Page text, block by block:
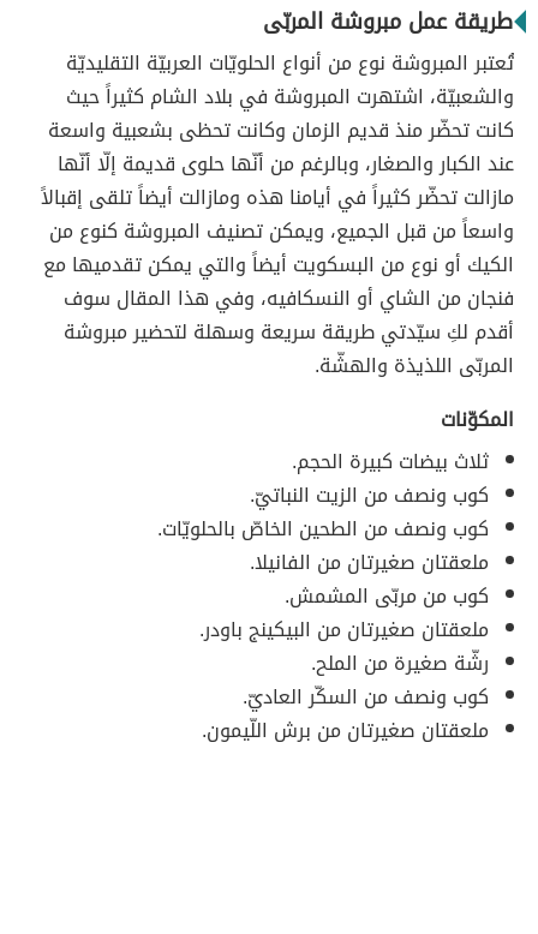
طريقة عمل مبروشة المربّى
تُعتبر المبروشة نوع من أنواع الحلويّات العربيّة التقليديّة
والشعبيّة، اشتهرت المبروشة في بلاد الشام كثيراً حيث
كانت تحضّر منذ قديم الزمان وكانت تحظى بشعبية واسعة
عند الكبار والصغار، وبالرغم من أنّها حلوى قديمة إلّا أنّها
مازالت تحضّر كثيراً في أيامنا هذه ومازالت أيضاً تلقى إقبالاً
واسعاً من قبل الجميع، ويمكن تصنيف المبروشة كنوع من
الكيك أو نوع من البسكويت أيضاً والتي يمكن تقدميها مع
فنجان من الشاي أو النسكافيه، وفي هذا المقال سوف
أقدم لكِ سيّدتي طريقة سريعة وسهلة لتحضير مبروشة
المربّى اللذيذة والهشّة.
المكوّنات
ثلاث بيضات كبيرة الحجم.
كوب ونصف من الزيت النباتيّ.
كوب ونصف من الطحين الخاصّ بالحلويّات.
ملعقتان صغيرتان من الفانيلا.
كوب من مربّى المشمش.
ملعقتان صغيرتان من البيكينج باودر.
رشّة صغيرة من الملح.
كوب ونصف من السكّر العاديّ.
ملعقتان صغيرتان من برش اللّيمون.